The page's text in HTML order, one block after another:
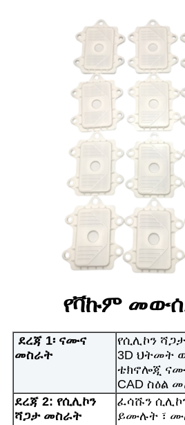
የቫኩም
ደረጃ 1፡ ናሙና
መስራት
የሲሊኮን
3D ህትመት
ቴክኖሎጂ
CAD ስዕል
ደረጃ 2: የሲሊኮን
ሻጋታ መስራት
ፈሳሹን
ይሙሉት ፣